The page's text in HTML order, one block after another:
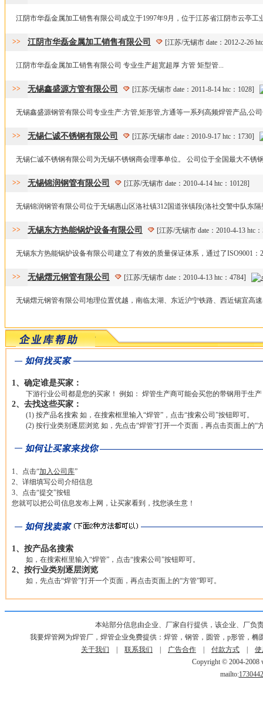
江阴市华磊金属加工销售有限公司成立于1997年9月，位于江苏省江阴市云亭工
>> 江阴市华磊金属加工销售有限公司 [江苏/无锡市 date：2012-2-26
江阴市华磊金属加工销售有限公司 专业生产超宽超厚 方管 矩型管...
>> 无锡鑫盛源方管有限公司 [江苏/无锡市 date：2011-8-14 htc：1028]
无锡鑫盛源钢管有限公司专业生产:方管,矩形管,方通等一系列高频焊管产品,公
>> 无锡仁诚不锈钢有限公司 [江苏/无锡市 date：2010-9-17 htc：1730]
无锡仁诚不锈钢有限公司为无锡不锈钢商会理事单位。 公司位于全国最大不锈
>> 无锡锦润钢管有限公司 [江苏/无锡市 date：2010-4-14 htc：10128]
无锡锦润钢管有限公司位于无锡惠山区洛社镇312国道张镇段(洛社交警中队东
>> 无锡东方热能锅炉设备有限公司 [江苏/无锡市 date：2010-4-13 htc
无锡东方热能锅炉设备有限公司建立了有效的质量保证体系，通过了ISO9001：
>> 无锡熠元钢管有限公司 [江苏/无锡市 date：2010-4-13 htc：4784]
无锡熠元钢管有限公司地理位置优越，南临太湖、东近沪宁铁路、西近锡宜高
1、确定谁是买家：
下游行业公司都是您的买家！ 例如： 焊管生产商可能会买您的带钢用于生产
2、去找这些买家：
(1) 按产品名搜索 如，在搜索框里输入“焊管”，点击“搜索公司”按钮即可。
(2) 按行业类别逐层浏览 如，先点击“焊管”打开一个页面，再点击页面上的“
1、点击“加入公司库”
2、详细填写公司介绍信息
3、点击“提交”按钮
您就可以把公司信息发布上网，让买家看到，找您谈生意！
1、按产品名搜索
如，在搜索框里输入“焊管”，点击“搜索公司”按钮即可。
2、按行业类别逐层浏览
如，先点击“焊管”打开一个页面，再点击页面上的“方管”即可。
本站部分信息由企业、厂家自行提供，该企业、厂负
我要焊管网为焊管厂，焊管企业免费提供：焊管，钢管，圆管，p形管，
关于我们
联系我们 广告合作 付款方式
Copyright © 2004-2008
mailto: